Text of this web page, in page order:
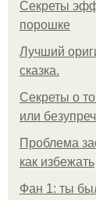
Секреты
порошке
Лучший
сказка.
Секреты о
или
Проблема
как избежать
Фан 1: ты